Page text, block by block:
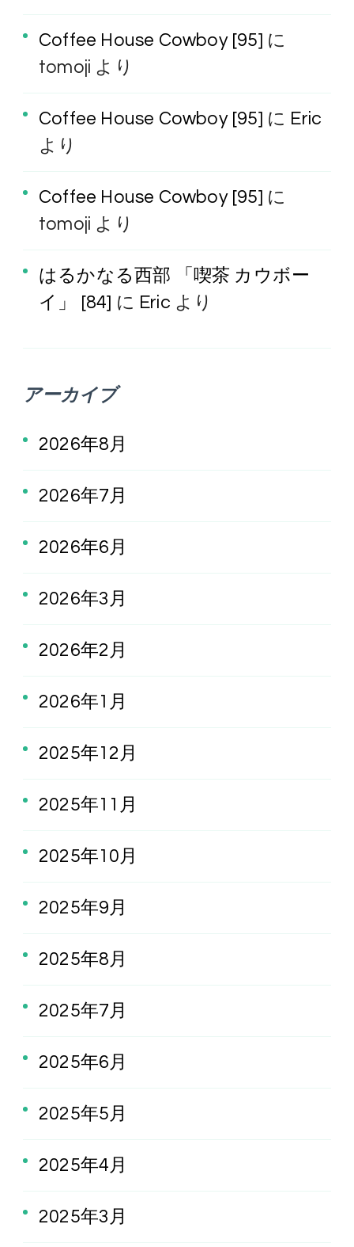
Coffee House Cowboy [95] に
tomoji より
Coffee House Cowboy [95] に Eric
より
Coffee House Cowboy [95] に
tomoji より
はるかなる西部 「喫茶 カウボー
イ」 [84] に Eric より
アーカイブ
2026年8月
2026年7月
2026年6月
2026年3月
2026年2月
2026年1月
2025年12月
2025年11月
2025年10月
2025年9月
2025年8月
2025年7月
2025年6月
2025年5月
2025年4月
2025年3月